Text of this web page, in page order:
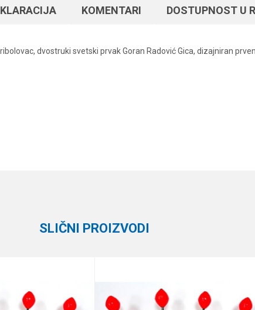
KOMENTARI DOSTUPNOST U
dvostruki svetski prvak Goran Radović Gica, dizajniran
je 4 + 1 :
SLIČNI PROIZVODI